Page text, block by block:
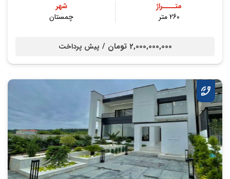
متــــراژ
260 متر
شهر
چمستان
2,000,000,000 تومان / پیش پرداخت